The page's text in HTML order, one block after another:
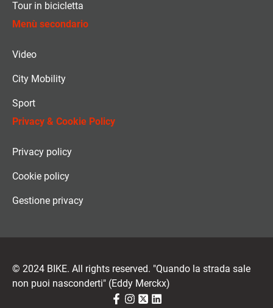
Tour in bicicletta
Menù secondario
Video
City Mobility
Sport
Privacy & Cookie Policy
Privacy policy
Cookie policy
Gestione privacy
© 2024 BIKE. All rights reserved. "Quando la strada sale
non puoi nasconderti" (Eddy Merckx)